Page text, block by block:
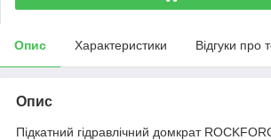
Опис Характеристики Відгуки про
Опис
Підкатний гідравлічний домкрат